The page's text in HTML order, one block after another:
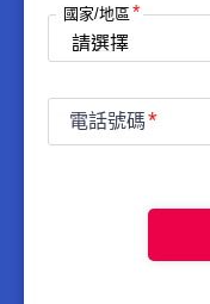
國家/地區
電話號碼